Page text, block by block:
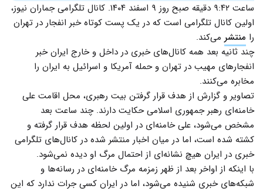
ساعت ۹:۴۲ دقیقه صبح روز ۹ اسفند ۱۴۰۴. کانال تلگرامی جماران نیوز،
اولین کانال تلگرامی است که در یک پست کوتاه خبر انفجار در تهران
را منتشر می‌کند.
چند ثانیه‌ بعد همه کانال‌های خبری در داخل و خارج ایران خبر
انفجارهای مهیب در تهران و حمله آمریکا و اسرائیل به ایران را
مخابره می‌کنند.
تصاویر و گزارش از هدف قرار گرفتن بیت رهبری، محل اقامت علی
خامنه‌ای رهبر جمهوری اسلامی حکایت دارند. چند ساعت بعد
مشخص می‌شود، علی خامنه‌ای در اولین لحظه هدف قرار گرفته و
کشته شده است، اما در میان اخبار منتشر شده در کانال‌های تلگرامی
خبری در ایران هیچ نشانه‌ای از احتمال مرگ او دیده نمی‌شود.
با اینکه از اواخر بعد از ظهر زمزمه مرگ خامنه‌ای در رسانه‌ها و
شبکه‌های خبری شنیده می‌شود، اما در ایران کسی جرات ندارد که این